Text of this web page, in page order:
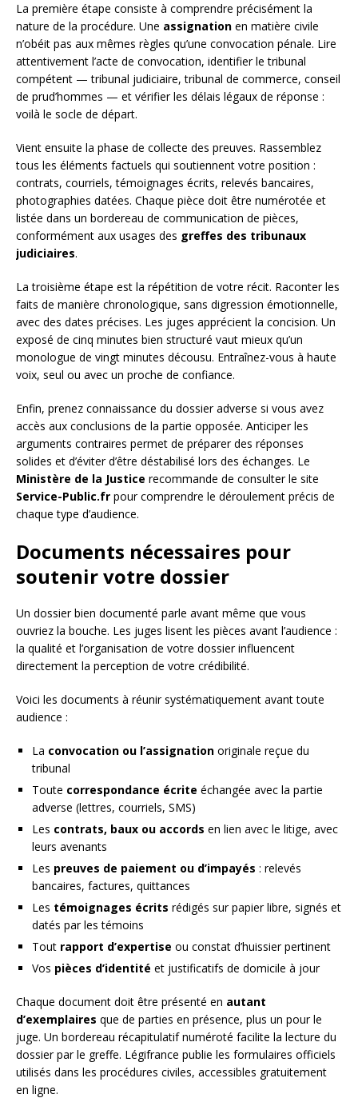
La première étape consiste à comprendre précisément la
nature de la procédure. Une assignation en matière civile
n’obéit pas aux mêmes règles qu’une convocation pénale. Lire
attentivement l’acte de convocation, identifier le tribunal
compétent — tribunal judiciaire, tribunal de commerce, conseil
de prud’hommes — et vérifier les délais légaux de réponse :
voilà le socle de départ.
Vient ensuite la phase de collecte des preuves. Rassemblez
tous les éléments factuels qui soutiennent votre position :
contrats, courriels, témoignages écrits, relevés bancaires,
photographies datées. Chaque pièce doit être numérotée et
listée dans un bordereau de communication de pièces,
conformément aux usages des greffes des tribunaux
judiciaires.
La troisième étape est la répétition de votre récit. Raconter les
faits de manière chronologique, sans digression émotionnelle,
avec des dates précises. Les juges apprécient la concision. Un
exposé de cinq minutes bien structuré vaut mieux qu’un
monologue de vingt minutes décousu. Entraînez-vous à haute
voix, seul ou avec un proche de confiance.
Enfin, prenez connaissance du dossier adverse si vous avez
accès aux conclusions de la partie opposée. Anticiper les
arguments contraires permet de préparer des réponses
solides et d’éviter d’être déstabilisé lors des échanges. Le
Ministère de la Justice recommande de consulter le site
Service-Public.fr pour comprendre le déroulement précis de
chaque type d’audience.
Documents nécessaires pour
soutenir votre dossier
Un dossier bien documenté parle avant même que vous
ouvriez la bouche. Les juges lisent les pièces avant l’audience :
la qualité et l’organisation de votre dossier influencent
directement la perception de votre crédibilité.
Voici les documents à réunir systématiquement avant toute
audience :
La convocation ou l’assignation originale reçue du
tribunal
Toute correspondance écrite échangée avec la partie
adverse (lettres, courriels, SMS)
Les contrats, baux ou accords en lien avec le litige, avec
leurs avenants
Les preuves de paiement ou d’impayés : relevés
bancaires, factures, quittances
Les témoignages écrits rédigés sur papier libre, signés et
datés par les témoins
Tout rapport d’expertise ou constat d’huissier pertinent
Vos pièces d’identité et justificatifs de domicile à jour
Chaque document doit être présenté en autant
d’exemplaires que de parties en présence, plus un pour le
juge. Un bordereau récapitulatif numéroté facilite la lecture du
dossier par le greffe. Légifrance publie les formulaires officiels
utilisés dans les procédures civiles, accessibles gratuitement
en ligne.